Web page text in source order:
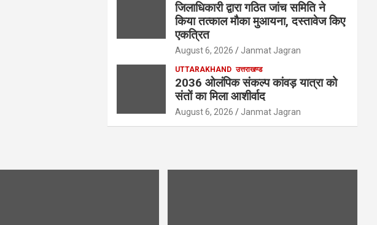
जिलाधिकारी द्वारा गठित जांच समिति ने
किया तत्काल मौका मुआयना, दस्तावेज किए
एकत्रित
August 6, 2026 Janmat Jagran
UTTARAKHAND उत्तराखण्ड
2036 ओलंपिक संकल्प कांवड़ यात्रा को
संतों का मिला आशीर्वाद
August 6, 2026 Janmat Jagran